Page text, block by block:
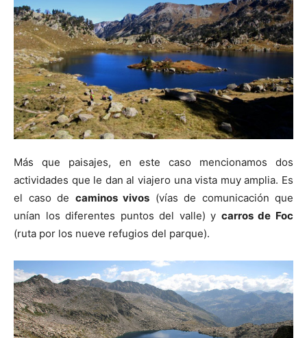
Más que paisajes, en este caso mencionamos dos
actividades que le dan al viajero una vista muy amplia. Es
el caso de caminos vivos (vías de comunicación que
unían los diferentes puntos del valle) y carros de Foc
(ruta por los nueve refugios del parque).